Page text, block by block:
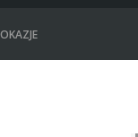
OKAZJE